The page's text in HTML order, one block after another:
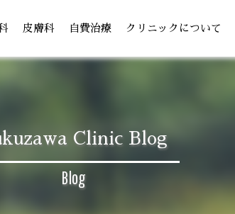
皮膚科 自費治療 クリニックについて
Clinic Blog
Blog